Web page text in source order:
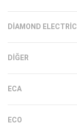
DIAMOND ELECTRIC
DIĞER
ECA
ECO